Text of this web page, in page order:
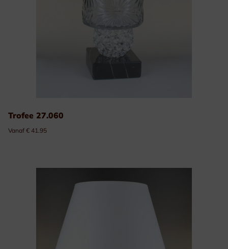
Trofee 27.060
Vanaf € 41.95